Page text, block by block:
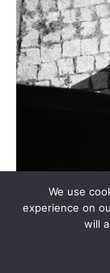
Îmi prinde
nevoie. Trei
copiii,
We use
experience on
will